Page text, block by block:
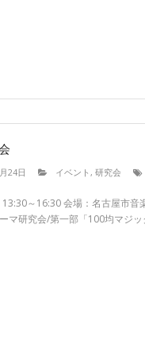
24日 イベント , 研究会
～16:30 会場：名古屋市
マ研究会/第一部「100均マジ